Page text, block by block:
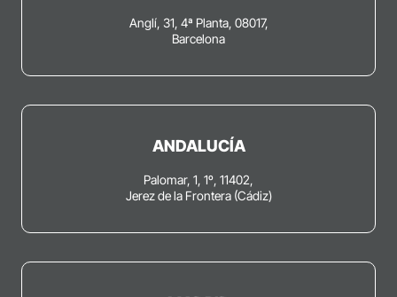
Anglí, 31, 4ª Planta, 08017,
Barcelona
ANDALUCÍA
Palomar, 1, 1º, 11402,
Jerez de la Frontera (Cádiz)